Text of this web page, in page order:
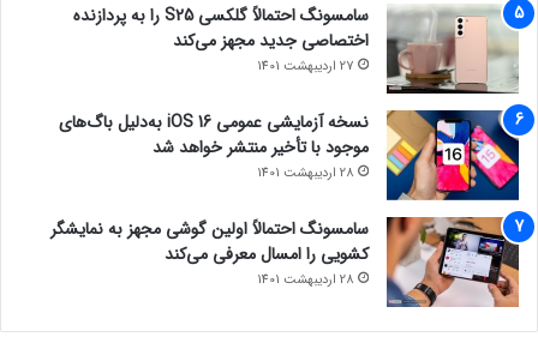
سامسونگ احتمالاً گلکسی S25 را به پردازنده
اختصاصی جدید مجهز می‌کند
27 اردیبهشت 1401
نسخه آزمایشی عمومی iOS 16 به‌دلیل باگ‌های
موجود با تأخیر منتشر خواهد شد
28 اردیبهشت 1401
سامسونگ احتمالاً اولین گوشی مجهز به نمایشگر
کشویی را امسال معرفی می‌کند
28 اردیبهشت 1401